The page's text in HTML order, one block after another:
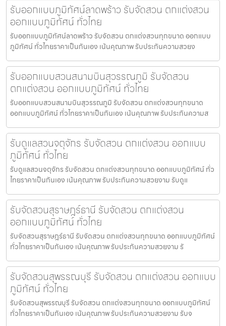
รับออกแบบภูมิทัศน์ลาดพร้าว รับจัดสวน ตกแต่งสวน
ออกแบบภูมิทัศน์ ทั่วไทย
รับออกแบบภูมิทัศน์ลาดพร้าว รับจัดสวน ตกแต่งสวนทุกขนาด ออกแบบ
ภูมิทัศน์ ทั่วไทยราคาเป็นกันเอง เน้นคุณภาพ รับประกันความสวยง
รับออกแบบสวนสนามบินสุวรรณภูมิ รับจัดสวน
ตกแต่งสวน ออกแบบภูมิทัศน์ ทั่วไทย
รับออกแบบสวนสนามบินสุวรรณภูมิ รับจัดสวน ตกแต่งสวนทุกขนาด
ออกแบบภูมิทัศน์ ทั่วไทยราคาเป็นกันเอง เน้นคุณภาพ รับประกันความส
รับดูแลสวนจตุจักร รับจัดสวน ตกแต่งสวน ออกแบบ
ภูมิทัศน์ ทั่วไทย
รับดูแลสวนจตุจักร รับจัดสวน ตกแต่งสวนทุกขนาด ออกแบบภูมิทัศน์ ทั่ว
ไทยราคาเป็นกันเอง เน้นคุณภาพ รับประกันความสวยงาม รับดูแ
รับจัดสวนสุราษฎร์ธานี รับจัดสวน ตกแต่งสวน
ออกแบบภูมิทัศน์ ทั่วไทย
รับจัดสวนสุราษฎร์ธานี รับจัดสวน ตกแต่งสวนทุกขนาด ออกแบบภูมิทัศน์
ทั่วไทยราคาเป็นกันเอง เน้นคุณภาพ รับประกันความสวยงาม รั
รับจัดสวนสุพรรณบุรี รับจัดสวน ตกแต่งสวน ออกแบบ
ภูมิทัศน์ ทั่วไทย
รับจัดสวนสุพรรณบุรี รับจัดสวน ตกแต่งสวนทุกขนาด ออกแบบภูมิทัศน์
ทั่วไทยราคาเป็นกันเอง เน้นคุณภาพ รับประกันความสวยงาม รับจ